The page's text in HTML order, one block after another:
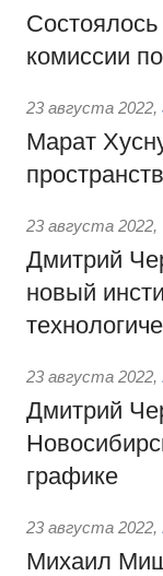
комиссии
23 августа 2022,
Марат
23 августа 2022,
Дмитрий
новый
23 августа 2022,
Дмитрий
графике
23 августа 2022,
Михаил